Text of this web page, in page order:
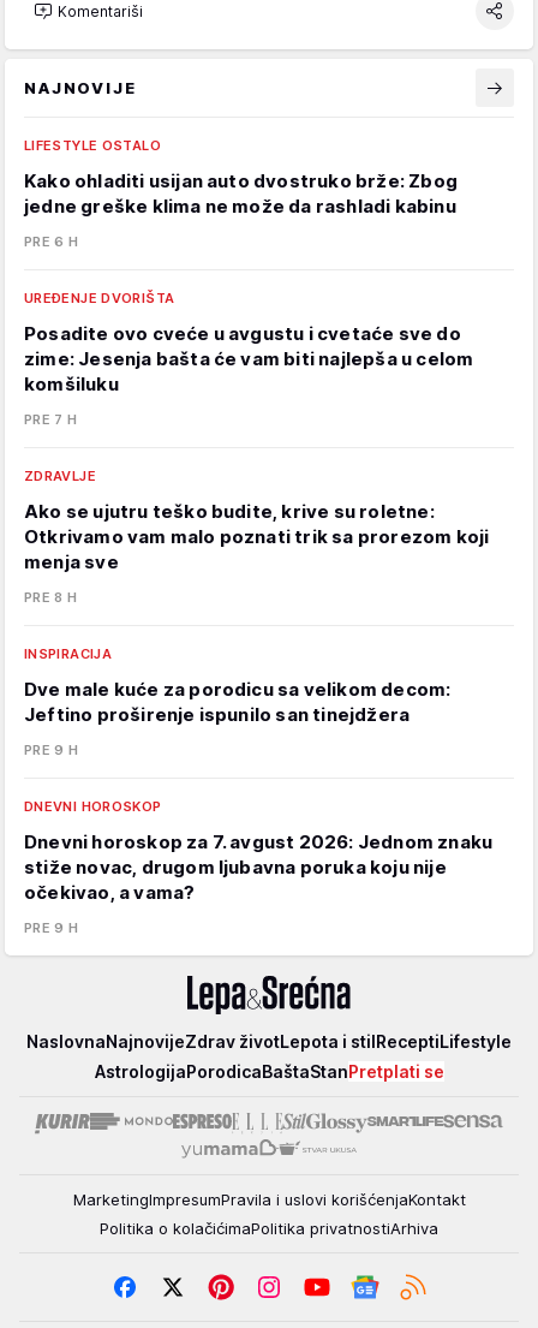
Komentariši
NAJNOVIJE
LIFESTYLE OSTALO
Kako ohladiti usijan auto dvostruko brže: Zbog
jedne greške klima ne može da rashladi kabinu
PRE 6 H
UREĐENJE DVORIŠTA
Posadite ovo cveće u avgustu i cvetaće sve do
zime: Jesenja bašta će vam biti najlepša u celom
komšiluku
PRE 7 H
ZDRAVLJE
Ako se ujutru teško budite, krive su roletne:
Otkrivamo vam malo poznati trik sa prorezom koji
menja sve
PRE 8 H
INSPIRACIJA
Dve male kuće za porodicu sa velikom decom:
Jeftino proširenje ispunilo san tinejdžera
PRE 9 H
DNEVNI HOROSKOP
Dnevni horoskop za 7. avgust 2026: Jednom znaku
stiže novac, drugom ljubavna poruka koju nije
očekivao, a vama?
PRE 9 H
Lepa
NaslovnaNajnovijeZdrav životLepota i stilReceptiLifestyle
AstrologijaPorodicaBaštaStanPretplati se
MarketingImpresumPravila i uslovi korišćenjaKontakt
Politika o kolačićimaPolitika privatnostiArhiva